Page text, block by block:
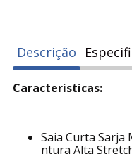
Descrição
Caracteristicas:
Saia Curta Sarja
ntura Alta